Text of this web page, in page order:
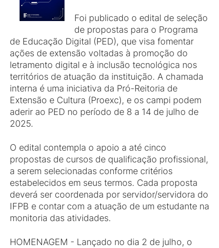
Foi publicado o edital de seleção
de propostas para o Programa
de Educação Digital (PED), que visa fomentar
ações de extensão voltadas à promoção do
letramento digital e à inclusão tecnológica nos
territórios de atuação da instituição. A chamada
interna é uma iniciativa da Pró-Reitoria de
Extensão e Cultura (Proexc), e os campi podem
aderir ao PED no período de 8 a 14 de julho de
2025.
O edital contempla o apoio a até cinco
propostas de cursos de qualificação profissional,
a serem selecionadas conforme critérios
estabelecidos em seus termos. Cada proposta
deverá ser coordenada por servidor/servidora do
IFPB e contar com a atuação de um estudante na
monitoria das atividades.
HOMENAGEM - Lançado no dia 2 de julho, o